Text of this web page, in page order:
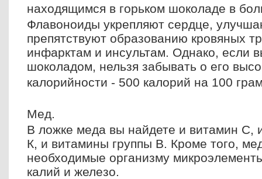
находящимся в горьком шоколаде в
Флавоноиды укрепляют сердце,
препятствуют образованию кровяных
инфарктам и инсультам. Однако, если
шоколадом, нельзя забывать о его
калорийности - 500 калорий на 100
Мед.
В ложке меда вы найдете и витамин С,
К, и витамины группы В. Кроме того,
необходимые организму
калий и железо.